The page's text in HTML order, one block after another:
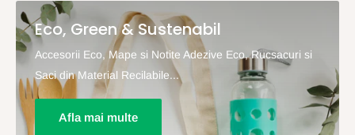
Eco, Green & Sustenabil
Accesorii Eco, Mape si Notite Adezive Eco, Rucsacuri si
Saci din Material Recilabile...
Afla mai multe